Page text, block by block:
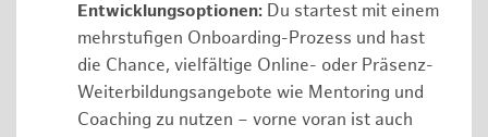
Entwicklungsoptionen: Du startest mit einem
mehrstufigen Onboarding-Prozess und hast
die Chance, vielfältige Online- oder Präsenz-
Weiterbildungsangebote wie Mentoring und
Coaching zu nutzen – vorne voran ist auch